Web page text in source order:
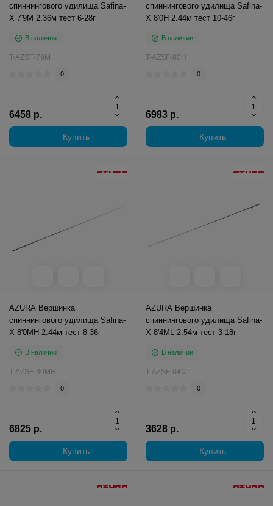
спиннингового удилища Safina-
X 7'9M 2.36м тест 6-28г
В наличии
T-AZSF-79M
0
6458 р.
Купить
спиннингового удилища Safina-
X 8'0H 2.44м тест 10-46г
В наличии
T-AZSF-80H
0
6983 р.
Купить
AZURA Вершинка
спиннингового удилища Safina-
X 8'0MH 2.44м тест 8-36г
В наличии
T-AZSF-80MH
0
6825 р.
Купить
AZURA Вершинка
спиннингового удилища Safina-
X 8'4ML 2.54м тест 3-18г
В наличии
T-AZSF-84ML
0
3628 р.
Купить